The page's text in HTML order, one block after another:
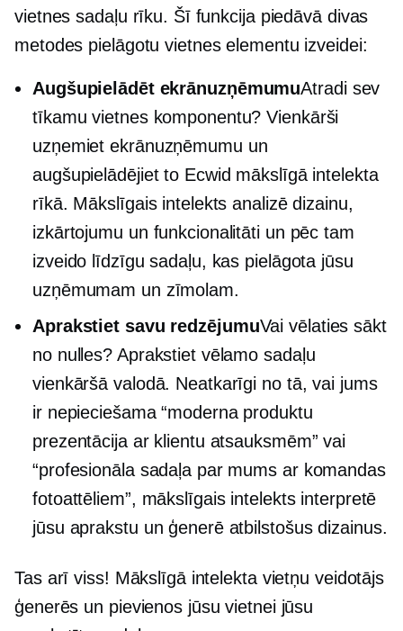
vietnes sadaļu rīku. Šī funkcija piedāvā divas
metodes pielāgotu vietnes elementu izveidei:
Augšupielādēt ekrānuzņēmumuAtradi sev
tīkamu vietnes komponentu? Vienkārši
uzņemiet ekrānuzņēmumu un
augšupielādējiet to Ecwid mākslīgā intelekta
rīkā. Mākslīgais intelekts analizē dizainu,
izkārtojumu un funkcionalitāti un pēc tam
izveido līdzīgu sadaļu, kas pielāgota jūsu
uzņēmumam un zīmolam.
Aprakstiet savu redzējumuVai vēlaties sākt
no nulles? Aprakstiet vēlamo sadaļu
vienkāršā valodā. Neatkarīgi no tā, vai jums
ir nepieciešama “moderna produktu
prezentācija ar klientu atsauksmēm” vai
“profesionāla sadaļa par mums ar komandas
fotoattēliem”, mākslīgais intelekts interpretē
jūsu aprakstu un ģenerē atbilstošus dizainus.
Tas arī viss! Mākslīgā intelekta vietņu veidotājs
ģenerēs un pievienos jūsu vietnei jūsu